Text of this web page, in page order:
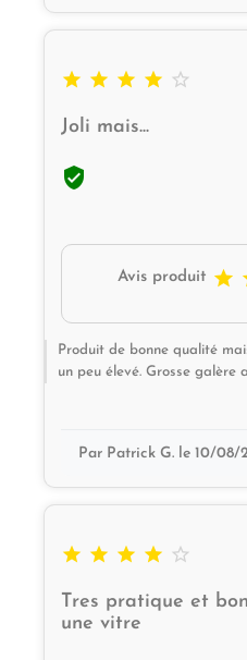
    
Joli mais...

Avis produit 
Produit de bonne qualité
un peu élevé. Grosse
Par Patrick G. le 10/08/
    
Tres pratique et
une vitre